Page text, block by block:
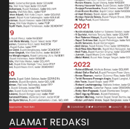
ALAMAT REDAKSI